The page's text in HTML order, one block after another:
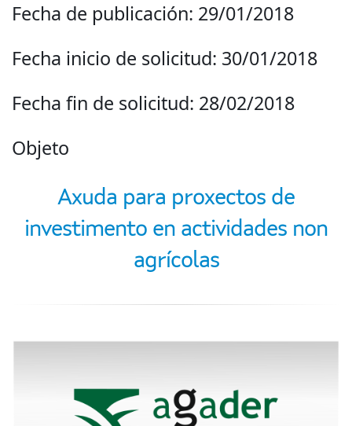
Fecha de publicación: 29/01/2018
Fecha inicio de solicitud: 30/01/2018
Fecha fin de solicitud: 28/02/2018
Objeto
Axuda para proxectos de
investimento en actividades non
agrícolas